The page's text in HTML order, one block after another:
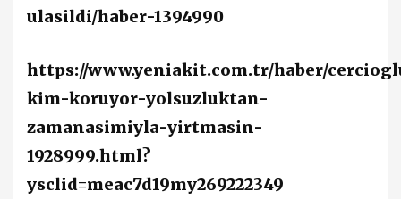
ulasildi/haber-1394990
https://www.yeniakit.com.tr/haber/
kim-koruyor-yolsuzluktan-
zamanasimiyla-yirtmasin-
1928999.html?
ysclid=meac7d19my269222349